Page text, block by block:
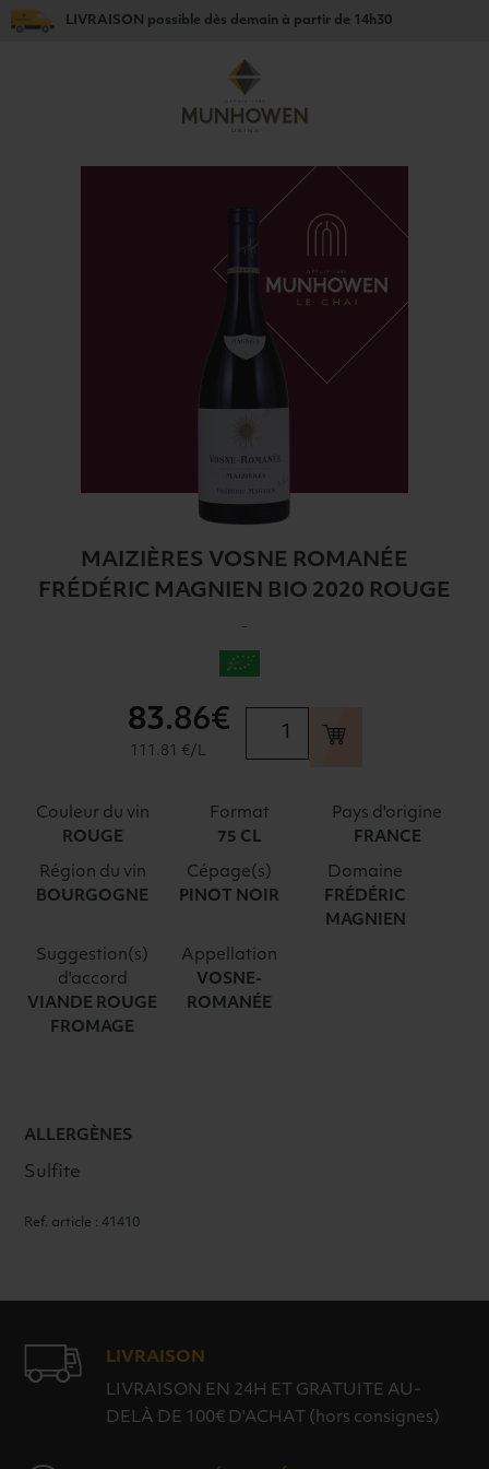
LIVRAISON possible dès demain à partir de 14h30
MAIZIÈRES VOSNE ROMANÉE
FRÉDÉRIC MAGNIEN BIO 2020 ROUGE
-
MAGNIEN
BIO
ROUGE
83.86€
111.81 €/L
Couleur du vin
ROUGE
Format
75 CL
Pays d'origine
FRANCE
Région du vin
BOURGOGNE
Cépage(s)
PINOT NOIR
Domaine
FRÉDÉRIC
MAGNIEN
Suggestion(s)
d'accord
VIANDE ROUGE
FROMAGE
Appellation
VOSNE-
ROMANÉE
ALLERGÈNES
Sulfite
Ref. article : 41410
LIVRAISON
LIVRAISON EN 24H ET GRATUITE AU-
DELÀ DE 100€ D'ACHAT (hors consignes)